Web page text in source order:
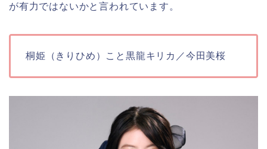
が有力ではないかと言われています。
桐姫（きりひめ）こと黒龍キリカ／今田美桜